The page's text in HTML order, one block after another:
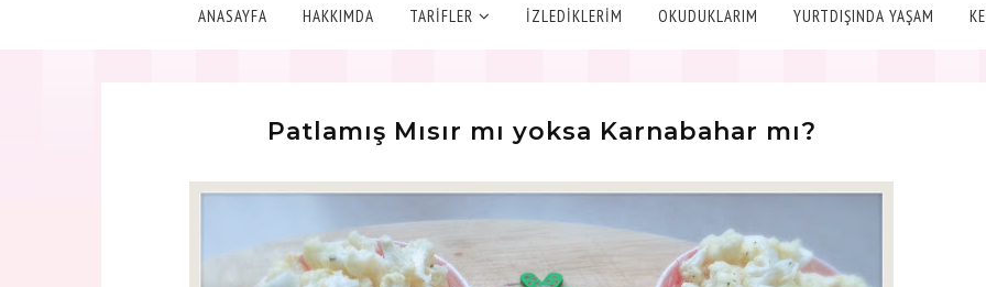
ANASAYFA HAKKIMDA TARİFLER İZLEDİKLERİM OKUDUKLARIM YURTDIŞINDA YAŞAM
Patlamış Mısır mı yoksa Karnabahar mı?